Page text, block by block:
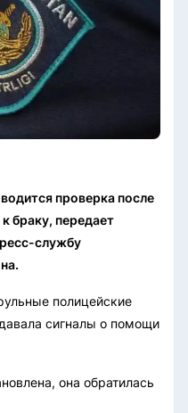
проверка после
браку, передает
службу
полицейские
сигналы о помощи
она обратилась